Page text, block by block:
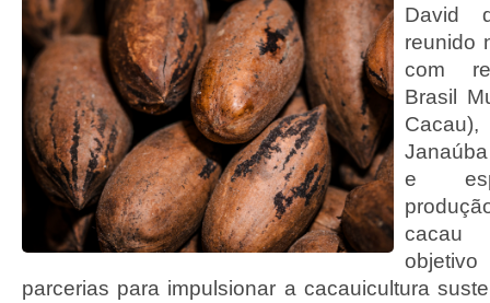
David
reunido
com
Brasil
e
cacau
parcerias para impulsionar a cacauicultura